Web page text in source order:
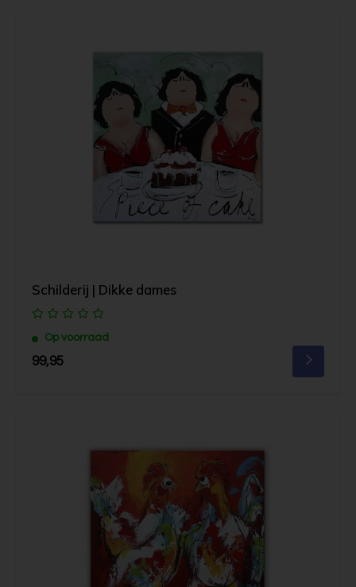
Schilderij | Dikke dames
Op voorraad
99,95